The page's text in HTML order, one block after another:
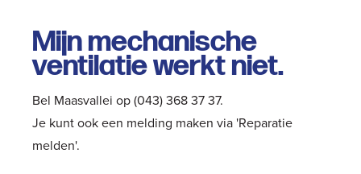
Mijn mechanische
ventilatie werkt niet.
Bel Maasvallei op (043) 368 37 37.
Je kunt ook een melding maken via 'Reparatie
melden'.